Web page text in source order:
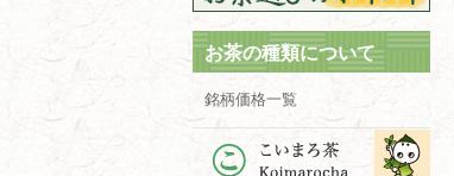
お茶の種類について
銘柄価格一覧